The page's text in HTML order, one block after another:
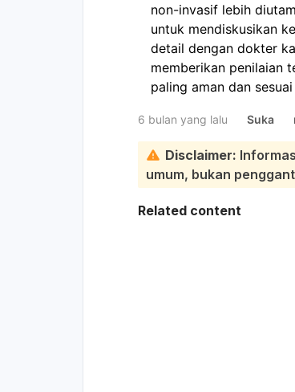
non-invasif lebih
untuk mendiskusikan
detail dengan dokter
memberikan penilaian
paling aman dan
6 bulan yang lalu Suka
Disclaimer:
umum, bukan
Related content